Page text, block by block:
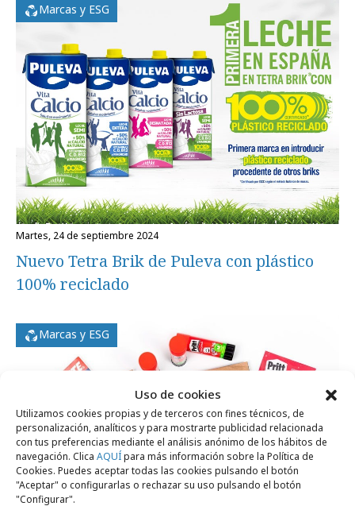
Uso de cookies
Utilizamos cookies propias y de terceros con fines técnicos, de
personalización, analíticos y para mostrarte publicidad relacionada
con tus preferencias mediante el análisis anónimo de los hábitos de
navegación. Clica AQUÍpara más información sobre la Política de
Cookies. Puedes aceptar todas las cookies pulsando el botón
"Aceptar" o configurarlas o rechazar su uso pulsando el botón
"Configurar".
Marcas y ESG
martes, 24 de septiembre 2024
Nuevo Tetra Brik de Puleva con plástico
100% reciclado
Marcas y ESG